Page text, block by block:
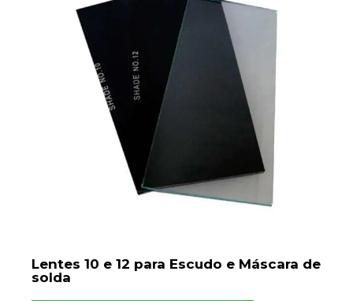
Lentes 10 e 12 para Escudo e Máscara de
solda